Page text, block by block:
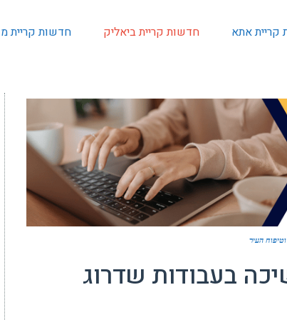
קריית אתא חדשות קריית ביאליק חדשות קריית
העיר
בעבודות שדרוג